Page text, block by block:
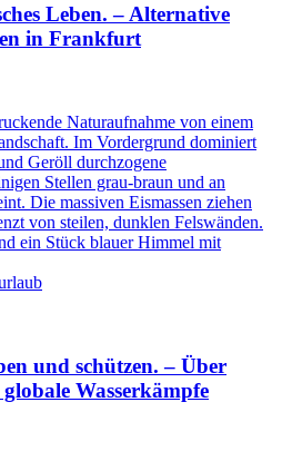
Leben. – Alternative
in Frankfurt
und schützen. – Über
Wasserkämpfe